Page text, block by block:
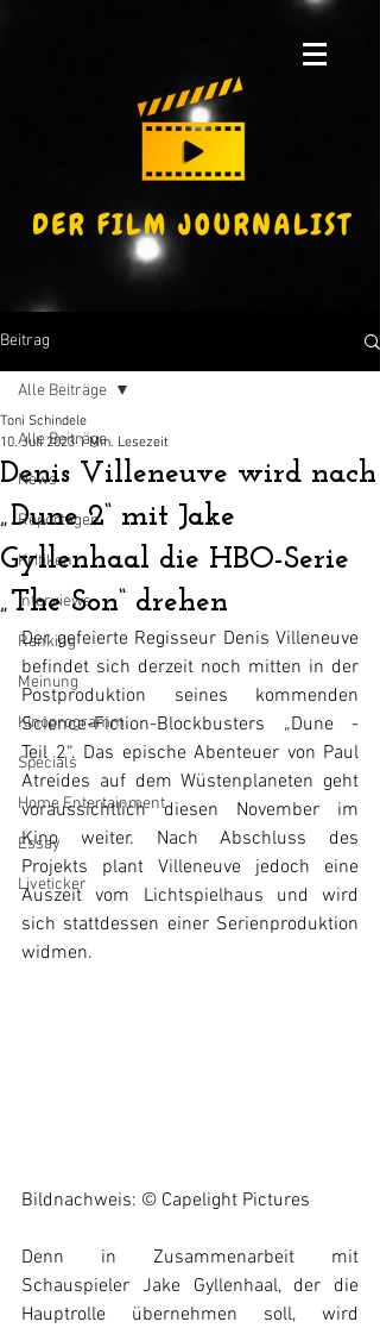
Beitrag
Alle Beiträge
News
Reportagen
Kritiken
Interviews
Ranking
Meinung
Kinoprogramm
Specials
Home Entertainment
Essay
Liveticker
Alle Beiträge
Denis Villeneuve wird nach
„Dune 2“ mit Jake
Gyllenhaal die HBO-Serie
„The Son“ drehen
Toni Schindele
10. Juli 2023 1 Min. Lesezeit
Der gefeierte Regisseur Denis Villeneuve
befindet sich derzeit noch mitten in der
Postproduktion seines kommenden
Science-Fiction-Blockbusters „Dune -
Teil 2“. Das epische Abenteuer von Paul
Atreides auf dem Wüstenplaneten geht
voraussichtlich diesen November im
Kino weiter. Nach Abschluss des
Projekts plant Villeneuve jedoch eine
Auszeit vom Lichtspielhaus und wird
sich stattdessen einer Serienproduktion
widmen.
Bildnachweis: © Capelight Pictures
Denn in Zusammenarbeit mit
Schauspieler Jake Gyllenhaal, der die
Hauptrolle übernehmen soll, wird